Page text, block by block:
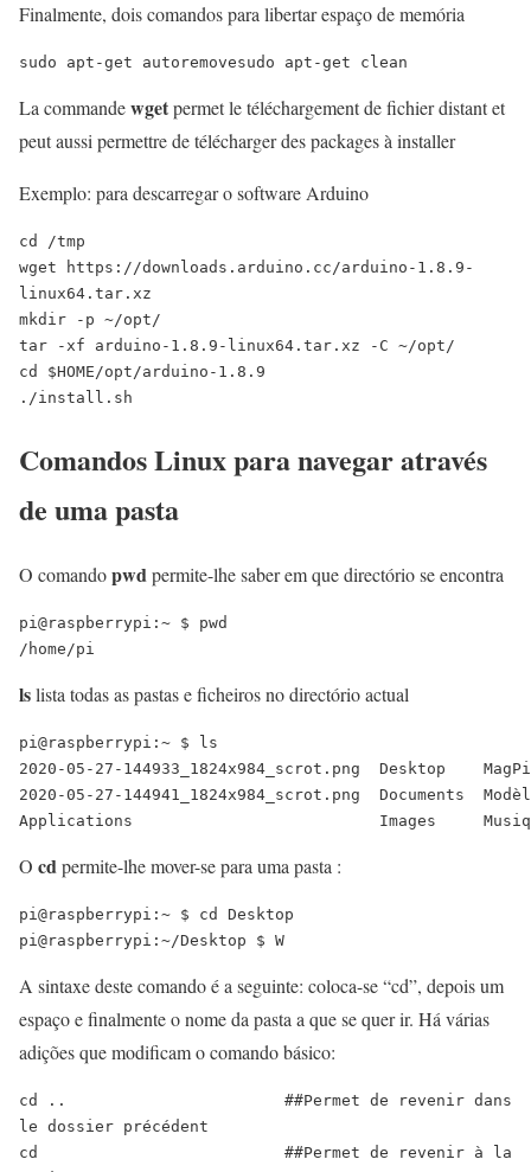
Finalmente, dois comandos para libertar espaço de memória
sudo apt-get autoremovesudo apt-get clean
La commandewgetpermet le téléchargement de fichier distant et
peut aussi permettre de télécharger des packages à installer
Exemplo: para descarregar o software Arduino
cd /tmp
wget https://downloads.arduino.cc/arduino-1.8.9-
linux64.tar.xz
mkdir -p ~/opt/
tar -xf arduino-1.8.9-linux64.tar.xz -C ~/opt/
cd $HOME/opt/arduino-1.8.9
./install.sh
Comandos Linux para navegar através
de uma pasta
O comandopwdpermite-lhe saber em que directório se encontra
pi@raspberrypi:~ $ pwd
/home/pi
lslista todas as pastas e ficheiros no directório actual
pi@raspberrypi:~ $ ls
2020-05-27-144933_1824x984_scrot.png  Desktop
2020-05-27-144941_1824x984_scrot.png  Documents
O cdpermite-lhe mover-se para uma pasta :
pi@raspberrypi:~ $ cd Desktop
pi@raspberrypi:~/Desktop $ W
A sintaxe deste comando é a seguinte: coloca-se “cd”, depois um
espaço e finalmente o nome da pasta a que se quer ir. Há várias
adições que modificam o comando básico:
cd ..                       ##Permet de revenir dans
le dossier précédent
cd                          ##Permet de revenir à la